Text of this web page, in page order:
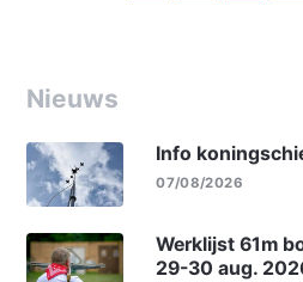
Nieuws
Info
07/08/2026
Werklijst 61m
29-30 aug.